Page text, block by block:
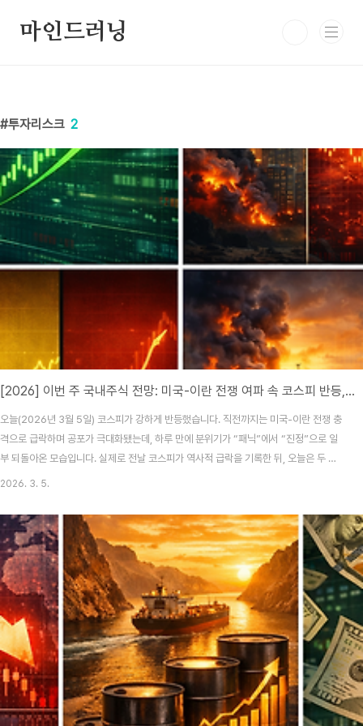
마인드러닝
투자리스크 2
[2026] 이번 주 국내주식 전망: 미국-이란 전쟁 여파 속 코스피 반등, 과거 사례로 보는 다음 흐름
오늘(2026년 3월 5일) 코스피가 강하게 반등했습니다. 직전까지는 미국-이란 전쟁 충
격으로 급락하며 공포가 극대화됐는데, 하루 만에 분위기가 “패닉”에서 “진정”으로 일
부 되돌아온 모습입니다. 실제로 전날 코스피가 역사적 급락을 기록한 뒤, 오늘은 두 자
릿수에 가까운 반등이 나왔다는 보도가 이어졌습니다.참고 기사: Korea JoongAng
등”은 흔한가? -> 네, 다만 다음 주가 갈림길입니다지정학 충격(전쟁/테러/침공)은 주식
시장에서 보통 3단계로 진행됩니다.1단계: 헤드라인 쇼크 — 공포가 먼저 가격에 반영
(급락, 서킷브레이커 등)2단계: 기술적 반등 — “과매도” + “유가/환율 진정” + “..
2026. 3. 5.